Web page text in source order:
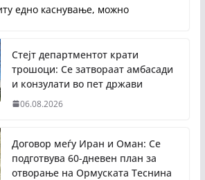
едно каснување, можно
Стејт департментот крати
трошоци: Се затвораат амбасади
и конзулати во пет држави
06.08.2026
Договор меѓу Иран и Оман: Се
подготвува 60-дневен план за
отворање на Ормуската Теснина